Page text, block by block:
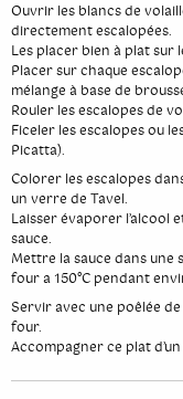
Ouvrir les blancs de
directement escalopées.
Les placer bien à plat sur
Placer sur chaque
mélange à base de
Rouler les escalopes de
Ficeler les escalopes ou
Picatta).
Colorer les escalopes
un verre de Tavel.
Laisser évaporer
sauce.
Mettre la sauce dans une
four a 150°C pendant
Servir avec une poêlée
four.
Accompagner ce plat